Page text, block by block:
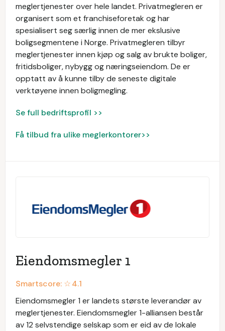
meglertjenester over hele landet. Privatmegleren er
organisert som et franchiseforetak og har
spesialisert seg særlig innen de mer ekslusive
boligsegmentene i Norge. Privatmegleren tilbyr
meglertjenester innen kjøp og salg av brukte boliger,
fritidsboliger, nybygg og næringseiendom. De er
opptatt av å kunne tilby de seneste digitale
verktøyene innen boligmegling.
Se full bedriftsprofil >>
Få tilbud fra ulike meglerkontorer>>
Eiendomsmegler 1
Smartscore: ☆4.1
Eiendomsmegler 1 er landets største leverandør av
meglertjenester. Eiendomsmegler 1-alliansen består
av 12 selvstendige selskap som er eid av de lokale